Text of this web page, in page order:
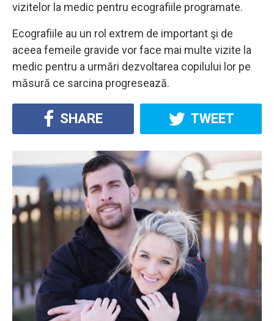
vizitelor la medic pentru ecografiile programate.
Ecografiile au un rol extrem de important şi de
aceea femeile gravide vor face mai multe vizite la
medic pentru a urmări dezvoltarea copilului lor pe
măsură ce sarcina progresează.
SHARE TWEET